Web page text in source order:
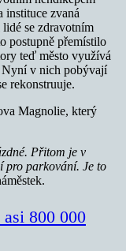
instituce zvaná
se zdravotním
postupně přemístilo
teď město využívá
Nyní v nich pobývají
rekonstruuje.
Magnolie, který
Přitom je v
pro parkování. Je to
800 000